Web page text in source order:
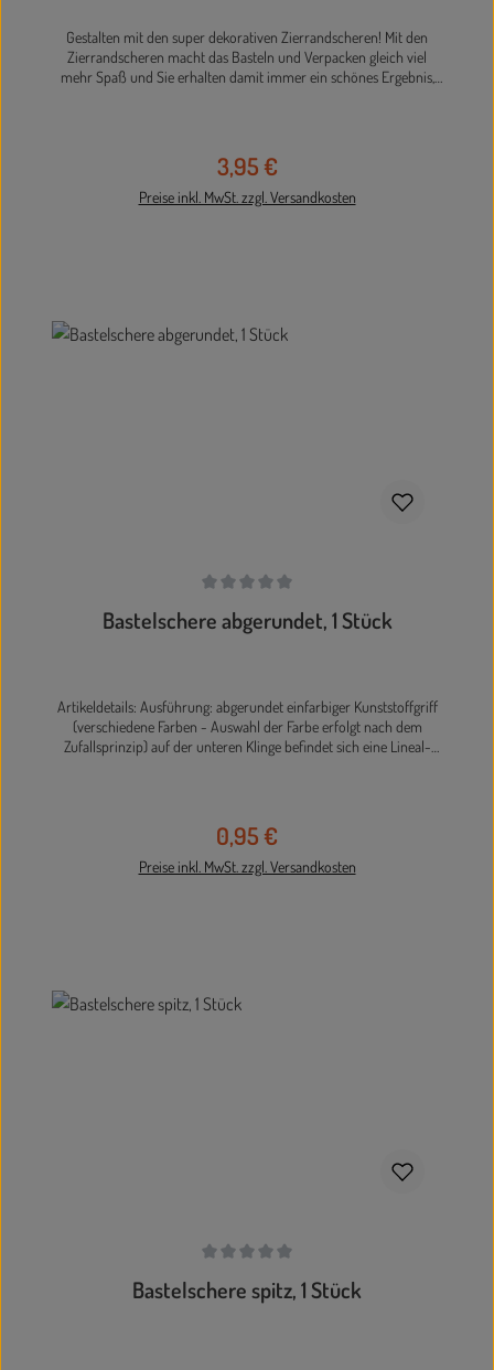
Gestalten mit den super dekorativen Zierrandscheren! Mit den
Zierrandscheren macht das Basteln und Verpacken gleich viel
mehr Spaß und Sie erhalten damit immer ein schönes Ergebnis,
Regulärer Preis:
3,95 €
Preise inkl. MwSt. zzgl. Versandkosten
In den Warenkorb
Durchschnittliche Bewertung von 0 von 5 Sternen
Bastelschere abgerundet, 1 Stück
Artikeldetails: Ausführung: abgerundet einfarbiger Kunststoffgriff
(verschiedene Farben - Auswahl der Farbe erfolgt nach dem
Zufallsprinzip) auf der unteren Klinge befindet sich eine Lineal-
Regulärer Preis:
0,95 €
Preise inkl. MwSt. zzgl. Versandkosten
In den Warenkorb
Durchschnittliche Bewertung von 0 von 5 Sternen
Bastelschere spitz, 1 Stück